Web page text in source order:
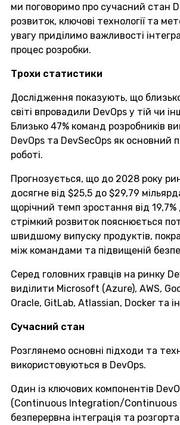
ми поговоримо про сучасний стан
розвиток, ключові технології та
увагу приділимо важливості
процес розробки.
Трохи статистики
Дослідження показують, що
світі впровадили DevOps у тій чи
Близько 47% команд розробників
DevOps та DevSecOps як основний
роботі.
Прогнозується, що до 2028 року
досягне від $25,5 до $29,79
щорічний темп зростання від
стрімкий розвиток пояснюється
швидшому випуску продуктів,
між командами та підвищеній
Серед головних гравців на ринку
виділити Microsoft (Azure), AWS,
Oracle, GitLab, Atlassian, Docker та
Сучасний стан
Розглянемо основні підходи та
використовуються в DevOps.
Один із ключових компонентів
(Continuous Integration/Continuous
безперервна інтеграція та